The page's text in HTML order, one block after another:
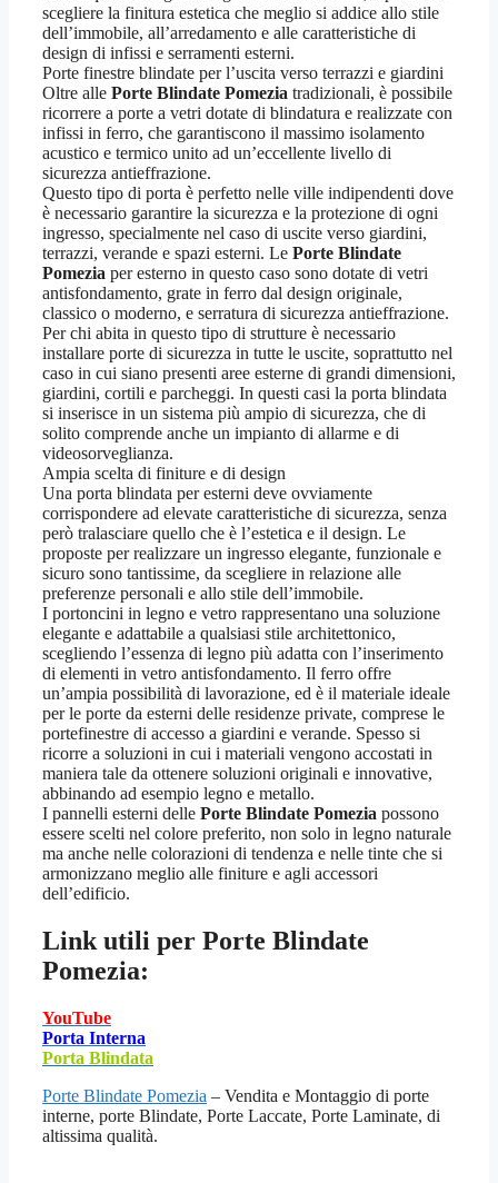
scegliere la finitura estetica che meglio si addice allo stile
dell’immobile, all’arredamento e alle caratteristiche di
design di infissi e serramenti esterni.
Porte finestre blindate per l’uscita verso terrazzi e giardini
Oltre alle Porte Blindate Pomezia tradizionali, è possibile
ricorrere a porte a vetri dotate di blindatura e realizzate con
infissi in ferro, che garantiscono il massimo isolamento
acustico e termico unito ad un’eccellente livello di
sicurezza antieffrazione.
Questo tipo di porta è perfetto nelle ville indipendenti dove
è necessario garantire la sicurezza e la protezione di ogni
ingresso, specialmente nel caso di uscite verso giardini,
terrazzi, verande e spazi esterni. Le Porte Blindate
Pomezia per esterno in questo caso sono dotate di vetri
antisfondamento, grate in ferro dal design originale,
classico o moderno, e serratura di sicurezza antieffrazione.
Per chi abita in questo tipo di strutture è necessario
installare porte di sicurezza in tutte le uscite, soprattutto nel
caso in cui siano presenti aree esterne di grandi dimensioni,
giardini, cortili e parcheggi. In questi casi la porta blindata
si inserisce in un sistema più ampio di sicurezza, che di
solito comprende anche un impianto di allarme e di
videosorveglianza.
Ampia scelta di finiture e di design
Una porta blindata per esterni deve ovviamente
corrispondere ad elevate caratteristiche di sicurezza, senza
però tralasciare quello che è l’estetica e il design. Le
proposte per realizzare un ingresso elegante, funzionale e
sicuro sono tantissime, da scegliere in relazione alle
preferenze personali e allo stile dell’immobile.
I portoncini in legno e vetro rappresentano una soluzione
elegante e adattabile a qualsiasi stile architettonico,
scegliendo l’essenza di legno più adatta con l’inserimento
di elementi in vetro antisfondamento. Il ferro offre
un’ampia possibilità di lavorazione, ed è il materiale ideale
per le porte da esterni delle residenze private, comprese le
portefinestre di accesso a giardini e verande. Spesso si
ricorre a soluzioni in cui i materiali vengono accostati in
maniera tale da ottenere soluzioni originali e innovative,
abbinando ad esempio legno e metallo.
I pannelli esterni delle Porte Blindate Pomezia possono
essere scelti nel colore preferito, non solo in legno naturale
ma anche nelle colorazioni di tendenza e nelle tinte che si
armonizzano meglio alle finiture e agli accessori
dell’edificio.
Link utili per Porte Blindate
Pomezia:
YouTube
Porta Interna
Porta Blindata
Porte Blindate Pomezia – Vendita e Montaggio di porte
interne, porte Blindate, Porte Laccate, Porte Laminate, di
altissima qualità.